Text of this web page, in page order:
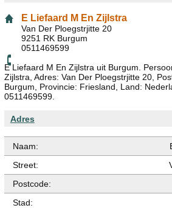
E Liefaard M En Zijlstra
Van Der Ploegstrjitte 20
9251 RK Burgum
0511469599
E Liefaard M En Zijlstra uit Burgum.
Zijlstra, Adres: Van Der Ploegstrjitte 20,
Burgum, Provincie: Friesland, Land:
0511469599.
Adres
Naam:
Street:
Postcode:
Stad: